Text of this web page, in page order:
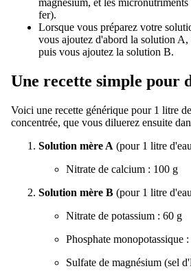
fer).
Lorsque vous préparez votre
vous ajoutez d'abord la solution A,
puis vous ajoutez la solution B.
Une recette simple pour
Voici une recette générique pour 1 litre
concentrée, que vous diluerez ensuite
Solution mère A (pour 1 litre
Nitrate de calcium : 100 g
Solution mère B (pour 1 litre
Nitrate de potassium : 60 g
Phosphate monopotassique
Sulfate de magnésium (sel